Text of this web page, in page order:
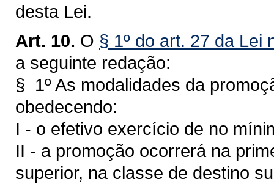
desta Lei.
Art. 10. O § 1º do art. 27 da Lei
a seguinte redação:
§ 1º As modalidades da
obedecendo:
I - o efetivo exercício de no
II - a promoção ocorrerá na
superior, na classe de destino